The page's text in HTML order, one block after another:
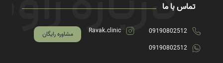
تماس با ما
09190802512
09190802512
Ravak.clinic مشاوره رایگان